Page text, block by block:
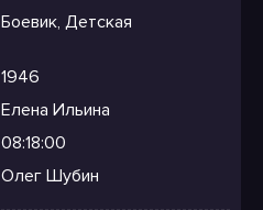
Боевик, Детская
1946
Елена Ильина
08:18:00
Олег Шубин